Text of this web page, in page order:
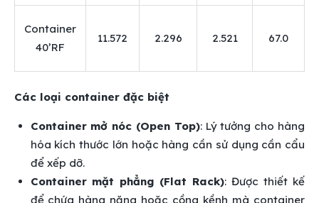
Container
40’RF
11.572 2.296 2.521 67.0
Các loại container đặc biệt
Container mở nóc (Open Top): Lý tưởng cho hàng
hóa kích thước lớn hoặc hàng cần sử dụng cần cẩu
để xếp dỡ.
Container mặt phẳng (Flat Rack): Được thiết kế
để chứa hàng nặng hoặc cồng kềnh mà container